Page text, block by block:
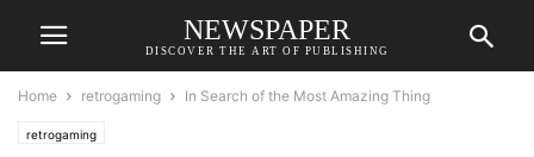
NEWSPAPER
DISCOVER THE ART OF PUBLISHING
Home retrogaming In Search of the Most Amazing Thing
retrogaming